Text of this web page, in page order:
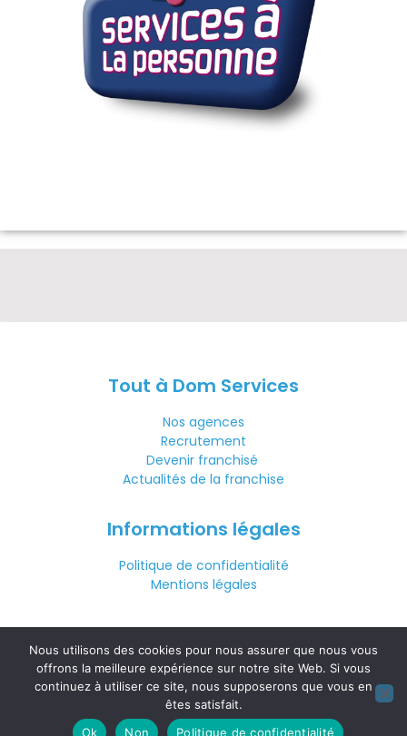
Tout à Dom Services
Nos agences
Recrutement
Devenir franchisé
Actualités de la franchise
Informations légales
Politique de confidentialité
Mentions légales
Nous contacter
03 88 26 74 99
(prix d’un appel local)
Nous utilisons des cookies pour nous assurer que nous vous
offrons la meilleure expérience sur notre site Web. Si vous
continuez à utiliser ce site, nous supposerons que vous en
êtes satisfait.
Ok
Non Politique de confidentialité